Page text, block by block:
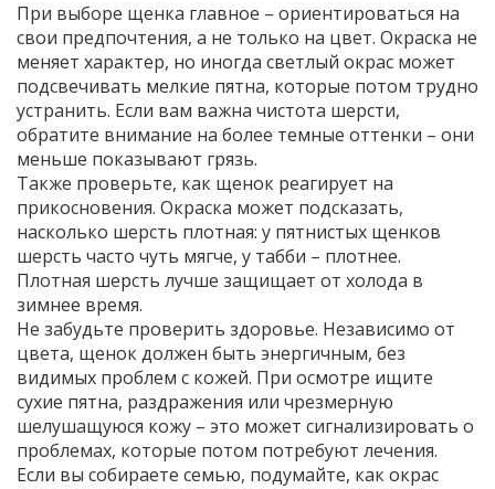
При выборе щенка главное – ориентироваться на
свои предпочтения, а не только на цвет. Окраска не
меняет характер, но иногда светлый окрас может
подсвечивать мелкие пятна, которые потом трудно
устранить. Если вам важна чистота шерсти,
обратите внимание на более темные оттенки – они
меньше показывают грязь.
Также проверьте, как щенок реагирует на
прикосновения. Окраска может подсказать,
насколько шерсть плотная: у пятнистых щенков
шерсть часто чуть мягче, у табби – плотнее.
Плотная шерсть лучше защищает от холода в
зимнее время.
Не забудьте проверить здоровье. Независимо от
цвета, щенок должен быть энергичным, без
видимых проблем с кожей. При осмотре ищите
сухие пятна, раздражения или чрезмерную
шелушащуюся кожу – это может сигнализировать о
проблемах, которые потом потребуют лечения.
Если вы собираете семью, подумайте, как окрас